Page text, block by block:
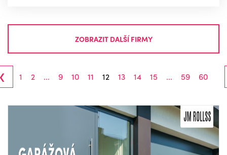
ZOBRAZIT DALŠÍ FIRMY
1 2 ... 9 10 11 12 13 14 15 ... 59 60